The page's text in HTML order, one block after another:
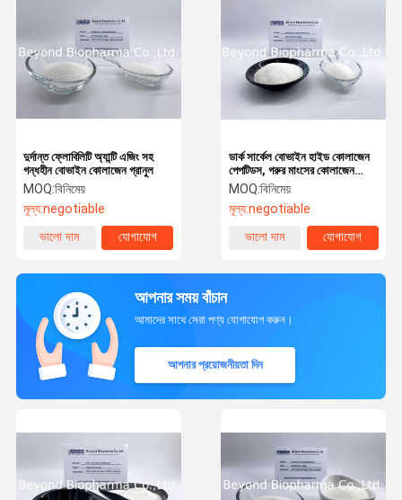
দুর্দান্ত ফ্লোবিলিটি অ্যান্টি এজিং সহ
গন্ধহীন বোভাইন কোলাজেন গ্রানুল
MOQ:বিনিমেয়
মূল্য:negotiable
ভালো দাম
যোগাযোগ
ডার্ক সার্কেল বোভাইন হাইড কোলাজেন
পেপটিডস, গরুর মাংসের কোলাজেন
পাউডার সরান
MOQ:বিনিমেয়
মূল্য:negotiable
ভালো দাম
যোগাযোগ
আপনার সময় বাঁচান
আমাদের সাথে সেরা পণ্য যোগাযোগ করুন।
আপনার প্রয়োজনীয়তা দিন